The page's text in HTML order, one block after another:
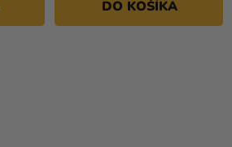
DO KOŠÍKA